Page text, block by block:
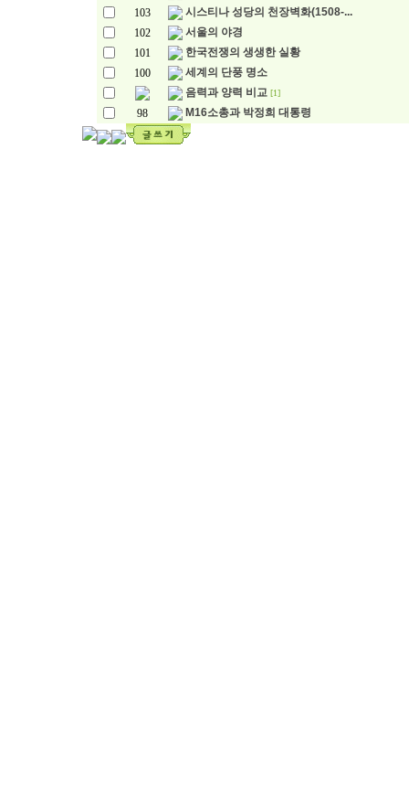
103
시스티나 성당의 천장벽화(1508-...
102
서울의 야경
101
한국전쟁의 생생한 실황
100
세계의 단풍 명소
음력과 양력 비교 [1]
98 M16소총과 박정희 대통령